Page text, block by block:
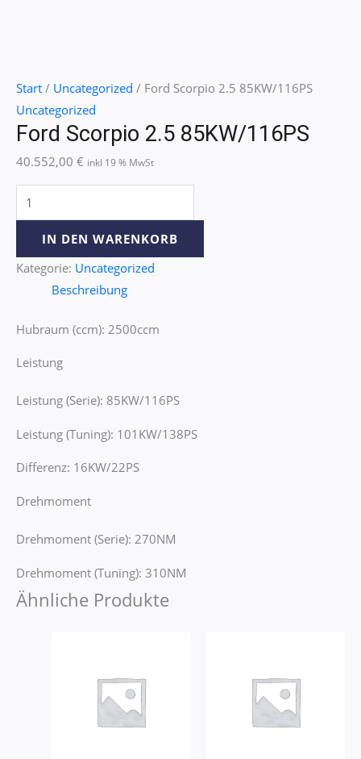
Start / Uncategorized / Ford Scorpio 2.5 85KW/116PS
Uncategorized
Ford Scorpio 2.5 85KW/116PS
40.552,00 € inkl 19 % MwSt
IN DEN WARENKORB
Kategorie: Uncategorized
Beschreibung
Hubraum (ccm): 2500ccm
Leistung
Leistung (Serie): 85KW/116PS
Leistung (Tuning): 101KW/138PS
Differenz: 16KW/22PS
Drehmoment
Drehmoment (Serie): 270NM
Drehmoment (Tuning): 310NM
Ähnliche Produkte